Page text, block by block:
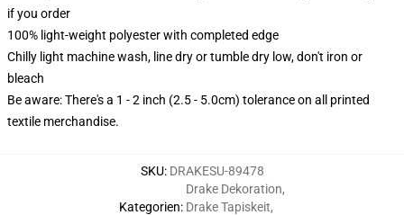
if you order
100% light-weight polyester with completed edge
Chilly light machine wash, line dry or tumble dry low, don't iron or
bleach
Be aware: There's a 1 - 2 inch (2.5 - 5.0cm) tolerance on all printed
textile merchandise.
SKU: DRAKESU-89478
Kategorien:
Drake Dekoration,
Drake Tapiskeit,